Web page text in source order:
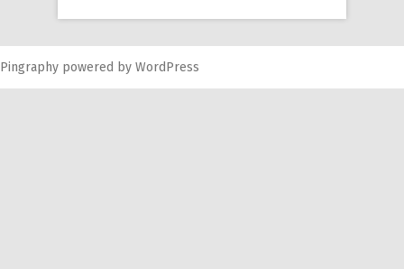
Pingraphy powered by WordPress